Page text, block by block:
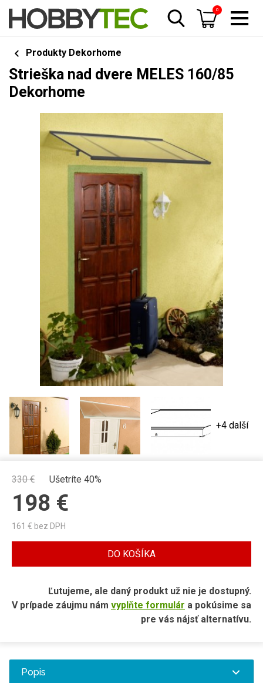
0
Produkty Dekorhome
Strieška nad dvere MELES 160/85
Dekorhome
+4 další
330€ Ušetríte 40%
198 €
161 € bez DPH
DO KOŠÍKA
Ľutujeme, ale daný produkt už nie je dostupný.
V prípade záujmu nám vyplňte formulár a pokúsime sa
pre vás nájsť alternatívu.
Popis